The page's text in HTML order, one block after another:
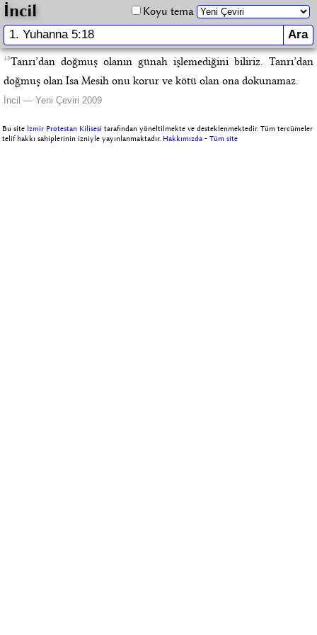
İncil Koyu tema
18Tanrı’dan doğmuş olanın günah işlemediğini biliriz. Tanrı’dan
doğmuş olan İsa Mesih onu korur ve kötü olan ona dokunamaz.
İncil — Yeni Çeviri 2009
Bu site İzmir Protestan Kilisesi tarafından yöneltilmekte ve desteklenmektedir. Tüm tercümeler
telif hakkı sahiplerinin izniyle yayınlanmaktadır. Hakkımızda -Tüm site